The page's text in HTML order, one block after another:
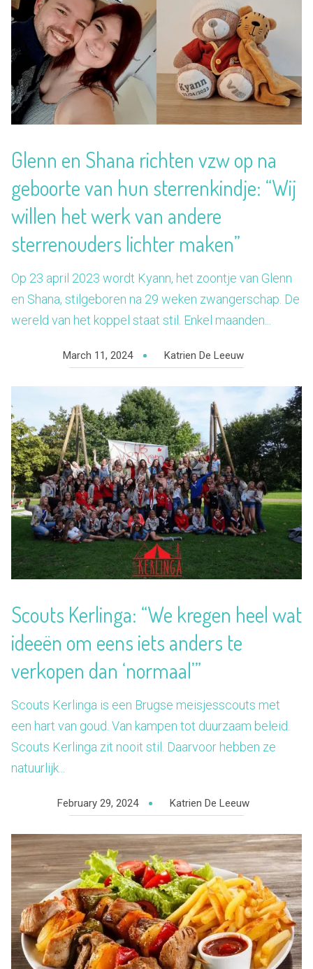
Glenn en Shana richten vzw op na
geboorte van hun sterrenkindje: “Wij
willen het werk van andere
sterrenouders lichter maken”
Op 23 april 2023 wordt Kyann, het zoontje van Glenn
en Shana, stilgeboren na 29 weken zwangerschap. De
wereld van het koppel staat stil. Enkel maanden...
March 11, 2024 Katrien De Leeuw
Scouts Kerlinga: “We kregen heel wat
ideeën om eens iets anders te
verkopen dan ‘normaal’”
Scouts Kerlinga is een Brugse meisjesscouts met
een hart van goud. Van kampen tot duurzaam beleid.
Scouts Kerlinga zit nooit stil. Daarvoor hebben ze
natuurlijk...
February 29, 2024 Katrien De Leeuw